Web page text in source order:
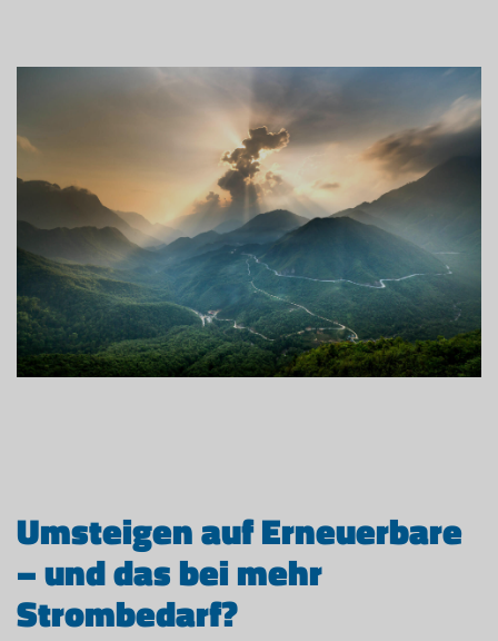
Umsteigen auf Erneuerbare
– und das bei mehr
Strombedarf?